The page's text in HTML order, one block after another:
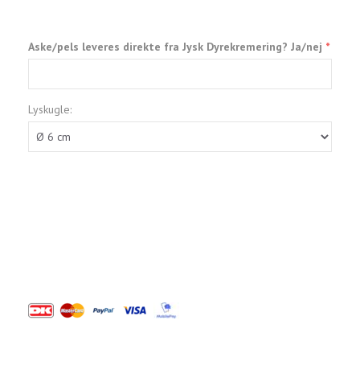
Aske/pels leveres direkte fra Jysk Dyrekremering? Ja/nej
Lyskugle: